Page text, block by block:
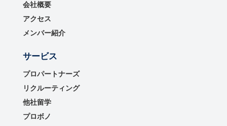
会社概要
アクセス
メンバー紹介
サービス
プロパートナーズ
リクルーティング
他社留学
プロボノ